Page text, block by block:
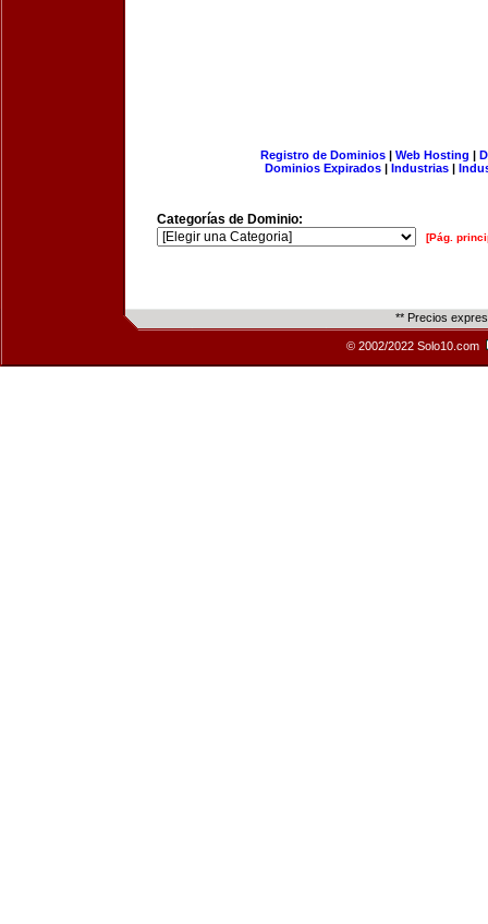
Registro de Dominios| Web Hosting |
Dominios Expirados | Industrias |
Categorías de Dominio:
[Pág.
** Precios
© 2002/2022 Solo10.com